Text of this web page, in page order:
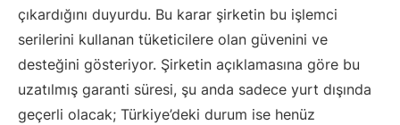
çıkardığını duyurdu. Bu karar şirketin bu işlemci
serilerini kullanan tüketicilere olan güvenini ve
desteğini gösteriyor. Şirketin açıklamasına göre bu
uzatılmış garanti süresi, şu anda sadece yurt dışında
geçerli olacak; Türkiye’deki durum ise henüz